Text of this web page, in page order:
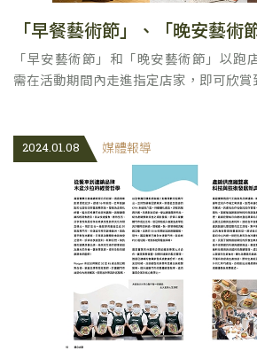
「早安藝術節」和「晚安藝術節」以跑
需在活動期間內走進指定店家，即可欣賞
2024.01.08 媒體報導